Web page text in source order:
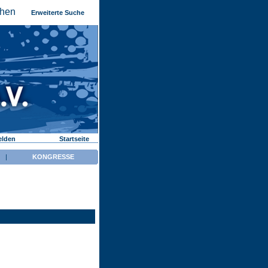
Erweiterte Suche
Startseite
|
KONGRESSE